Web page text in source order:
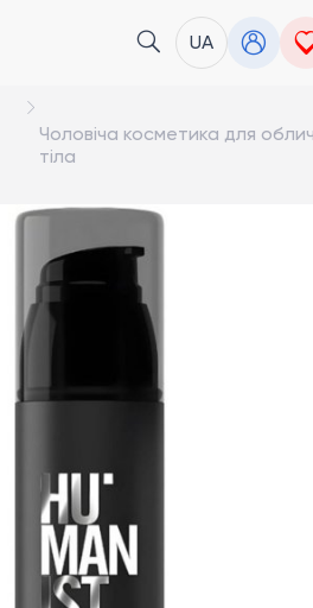
UA
Чоловіча косметика для
тіла